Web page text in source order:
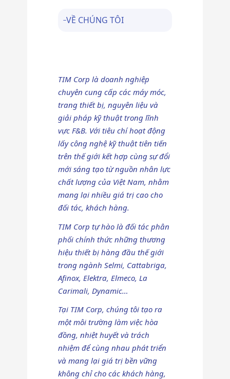
VỀ CHÚNG TÔI
TIM Corp là doanh nghiệp
chuyên cung cấp các máy móc,
trang thiết bị, nguyên liệu và
giải pháp kỹ thuật trong lĩnh
vực F&B. Với tiêu chí hoạt động
lấy công nghệ kỹ thuật tiên tiến
trên thế giới kết hợp cùng sự đổi
mới sáng tạo từ nguồn nhân lực
chất lượng của Việt Nam, nhằm
mang lại nhiều giá trị cao cho
đối tác, khách hàng.
TIM Corp tự hào là đối tác phân
phối chính thức những thương
hiệu thiết bị hàng đầu thế giới
trong ngành Selmi, Cattabriga,
Afinox, Elektra, Elmeco, La
Carimali, Dynamic…
Tại TIM Corp, chúng tôi tạo ra
một môi trường làm việc hòa
đồng, nhiệt huyết và trách
nhiệm để cùng nhau phát triển
và mang lại giá trị bền vững
không chỉ cho các khách hàng,